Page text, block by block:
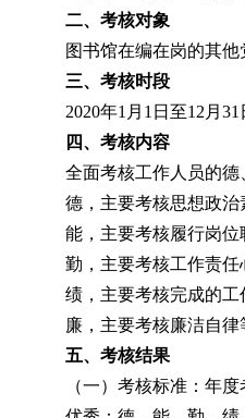
二、考核对象
图书馆在编在岗的其
三、考核时段
2020年1 月 1 日至12 月 31
四、考核内容
全面考核工作人员的
德，主要考核思想政
能，主要考核履行岗
勤，主要考核工作责
绩，主要考核完成的
廉，主要考核廉洁自律
五、考核结果
（一）考核标准：年